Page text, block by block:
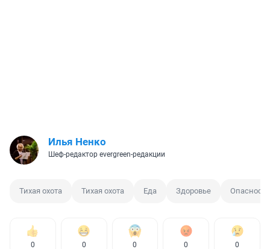
Илья Ненко
Шеф-редактор evergreen-редакции
Тихая охота Тихая охота Еда Здоровье Опасность
0 0 0 0 0